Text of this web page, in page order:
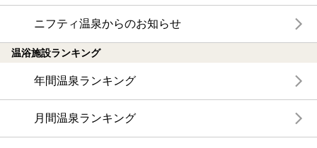
ニフティ温泉からのお知らせ
温浴施設ランキング
年間温泉ランキング
月間温泉ランキング